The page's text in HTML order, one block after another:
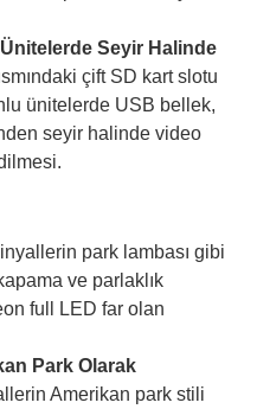
Seyir Halinde
çift SD kart slotu
ünitelerde USB bellek,
seyir halinde video
park lambası gibi
ve parlaklık
full LED far olan
Park Olarak
Amerikan park stili